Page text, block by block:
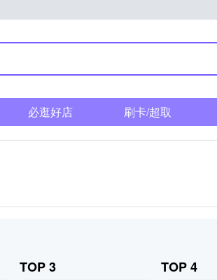
必逛好店 刷卡/超取
TOP 3 TOP 4